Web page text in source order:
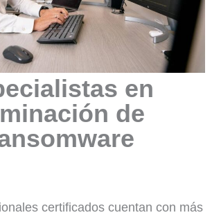
en
de
certificados cuentan con más